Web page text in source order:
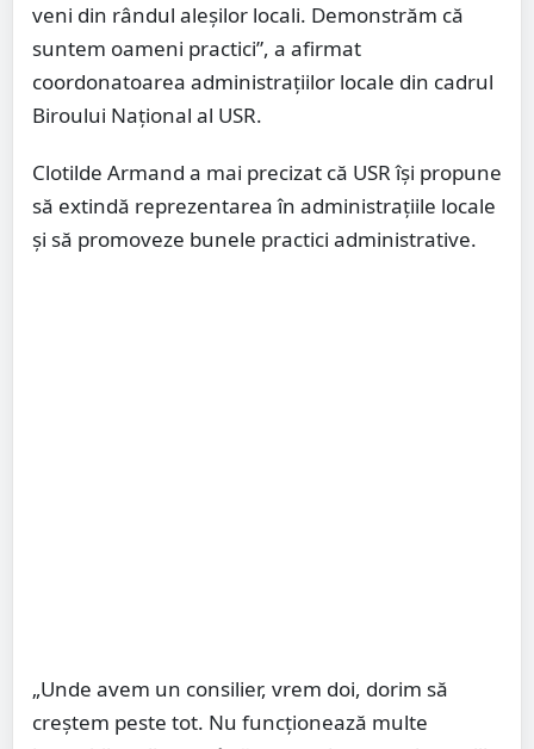
veni din rândul aleșilor locali. Demonstrăm că
suntem oameni practici”, a afirmat
coordonatoarea administrațiilor locale din cadrul
Biroului Național al USR.
Clotilde Armand a mai precizat că USR își propune
să extindă reprezentarea în administrațiile locale
și să promoveze bunele practici administrative.
„Unde avem un consilier, vrem doi, dorim să
creștem peste tot. Nu funcționează multe